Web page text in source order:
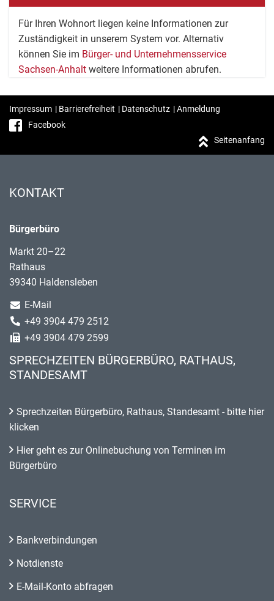
Für Ihren Wohnort liegen keine Informationen zur
Zuständigkeit in unserem System vor. Alternativ
können Sie im Bürger- und Unternehmensservice
Sachsen-Anhalt weitere Informationen abrufen.
Impressum | Barrierefreiheit | Datenschutz |Anmeldung
Facebook
Seitenanfang
KONTAKT
Bürgerbüro
Markt 20–22
Rathaus
39340 Haldensleben
E-Mail
+49 3904 479 2512
+49 3904 479 2599
SPRECHZEITEN BÜRGERBÜRO, RATHAUS,
STANDESAMT
Sprechzeiten Bürgerbüro, Rathaus, Standesamt - bitte hier
klicken
Hier geht es zur Onlinebuchung von Terminen im
Bürgerbüro
SERVICE
Bankverbindungen
Notdienste
E-Mail-Konto abfragen